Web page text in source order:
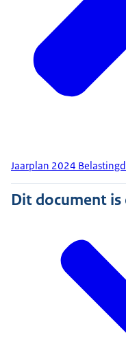
Jaarplan 2024
Dit document is